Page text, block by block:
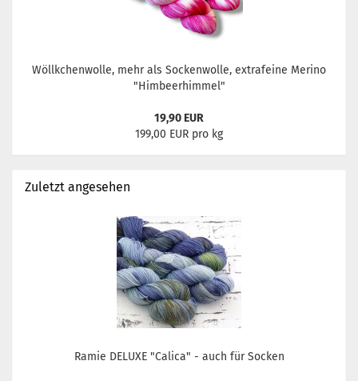
Wöllkchenwolle, mehr als Sockenwolle, extrafeine Merino
"Himbeerhimmel"
19,90 EUR
199,00 EUR pro kg
Zuletzt angesehen
Ramie DELUXE "Calica" - auch für Socken